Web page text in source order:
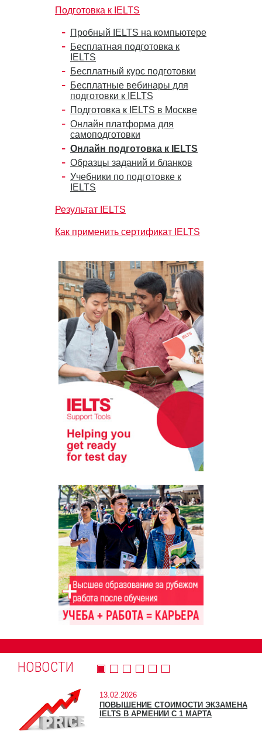
Подготовка к IELTS
Пробный IELTS на компьютере
Бесплатная подготовка к
IELTS
Бесплатный курс подготовки
Бесплатные вебинары для
подготовки к IELTS
Подготовка к IELTS в Москве
Онлайн платформа для
самоподготовки
Онлайн подготовка к IELTS
Образцы заданий и бланков
Учебники по подготовке к
IELTS
Результат IELTS
Как применить сертификат IELTS
НОВОСТИ
13.02.2026
ПОВЫШЕНИЕ СТОИМОСТИ ЭКЗАМЕНА
IELTS В АРМЕНИИ С 1 МАРТА